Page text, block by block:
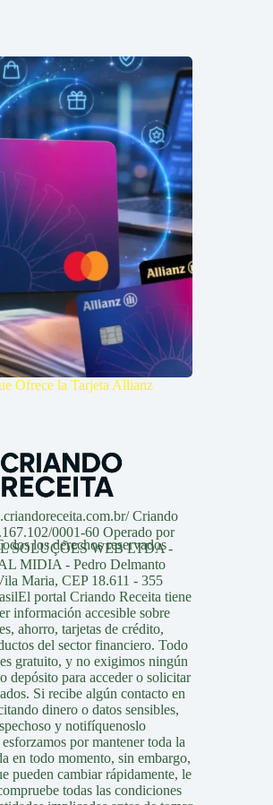
Ofrece la Tarjeta Allianz
los derechos reservados
Criando
0001-60 Operado por
SOLUÇÕES WEB LTDA -
MIDIA - Pedro Delmanto
Maria, CEP 18.611 - 355
portal Criando Receita tiene
información accesible sobre
ahorro, tarjetas de crédito,
del sector financiero. Todo
gratuito, y no exigimos ningún
depósito para acceder o solicitar
Si recibe algún contacto en
dinero o datos sensibles,
y notifíquenoslo
por mantener toda la
en todo momento, sin embargo,
pueden cambiar rápidamente, le
todas las condiciones